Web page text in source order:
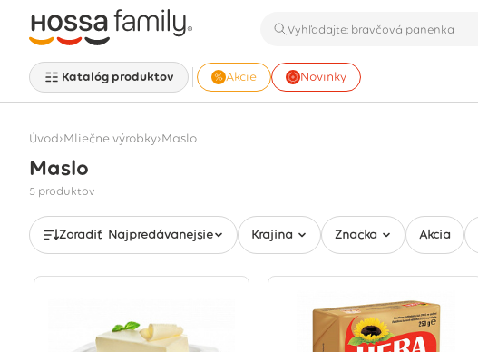
Katalóg produktov Akcie Novinky
Úvod›Mliečne výrobky›Maslo
Maslo
5 produktov
Zoradiť Najpredávanejšie Krajina Značka Akcia